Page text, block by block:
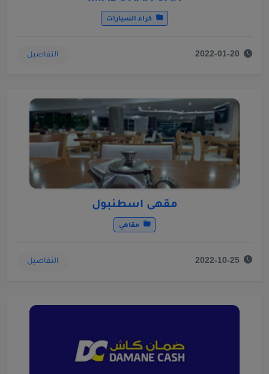
كراء السيارات
2022-01-20 التفاصيل
مقهى اسطنبول
مقاهي
2022-10-25 التفاصيل